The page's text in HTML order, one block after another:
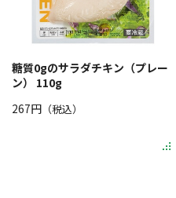
糖質0gのサラダチキン（プレー
ン） 110g
267円 （税込）